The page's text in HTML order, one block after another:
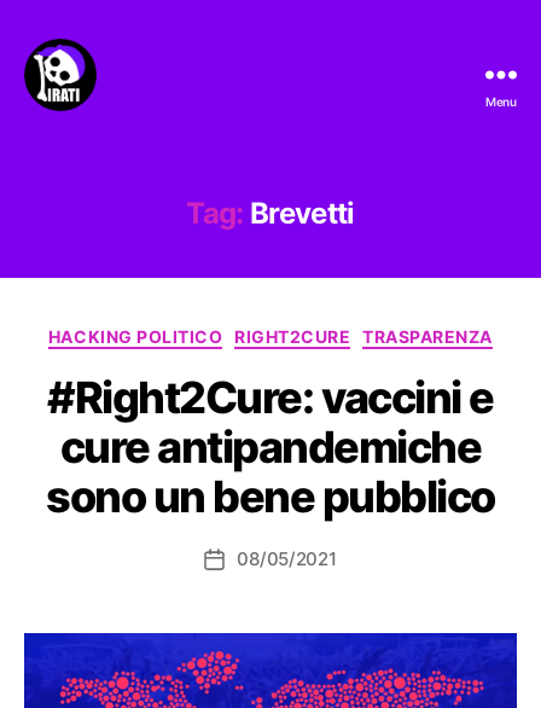
Menu
Tag: Brevetti
Categorie
HACKING POLITICO RIGHT2CURE TRASPARENZA
#Right2Cure: vaccini e
cure antipandemiche
sono un bene pubblico
Data08/05/2021